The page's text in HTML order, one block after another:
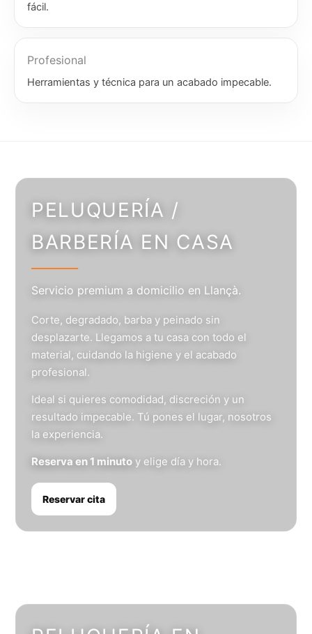
fácil.
Profesional
Herramientas y técnica para un acabado impecable.
PELUQUERÍA /
BARBERÍA EN CASA
Servicio premium a domicilio en Llançà.
Corte, degradado, barba y peinado sin
desplazarte. Llegamos a tu casa con todo el
material, cuidando la higiene y el acabado
profesional.
Ideal si quieres comodidad, discreción y un
resultado impecable. Tú pones el lugar, nosotros
la experiencia.
Reserva en 1 minuto y elige día y hora.
Reservar cita